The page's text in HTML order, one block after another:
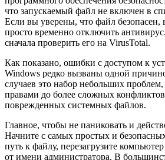
что запускаемый файл не включен в
Если вы уверены, что файл безопасен,
просто временно отключить
сначала проверить его на VirusTotal.
Как показано, ошибки с доступом к
Windows редко вызваны одной
случаев это набор небольших
правами до более сложных
поврежденных системных файлов.
Главное, чтобы не паниковать и
Начните с самых простых и
путь к файлу, перезагрузите
от имени администратора. В